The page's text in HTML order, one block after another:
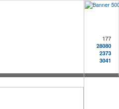
177
28080
2373
3041